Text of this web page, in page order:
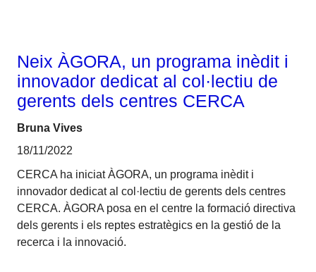
Neix ÀGORA, un programa inèdit i
innovador dedicat al col·lectiu de
gerents dels centres CERCA
Bruna Vives
18/11/2022
CERCA ha iniciat ÀGORA, un programa inèdit i
innovador dedicat al col·lectiu de gerents dels centres
CERCA. ÀGORA posa en el centre la formació directiva
dels gerents i els reptes estratègics en la gestió de la
recerca i la innovació.